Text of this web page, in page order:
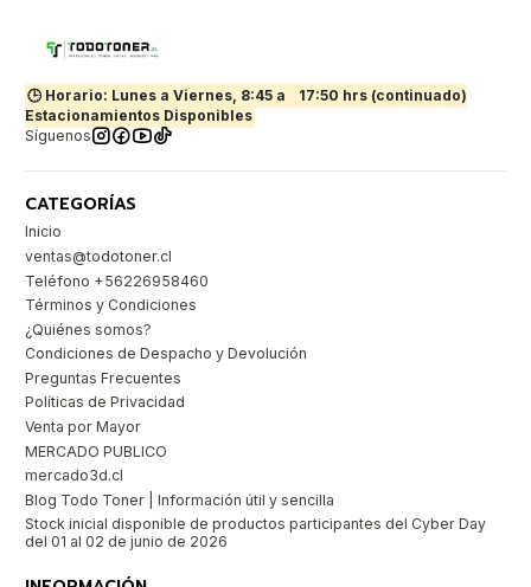
🕒 Horario: Lunes a Viernes, 8:45 a
17:50 hrs (continuado)
Estacionamientos Disponibles
Síguenos
CATEGORÍAS
Inicio
ventas@todotoner.cl
Teléfono +56226958460
Términos y Condiciones
¿Quiénes somos?
Condiciones de Despacho y Devolución
Preguntas Frecuentes
Políticas de Privacidad
Venta por Mayor
MERCADO PUBLICO
mercado3d.cl
Blog Todo Toner | Información útil y sencilla
Stock inicial disponible de productos participantes del Cyber Day
del 01 al 02 de junio de 2026